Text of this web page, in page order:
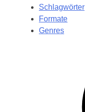
Schlagwörter
Formate
Genres